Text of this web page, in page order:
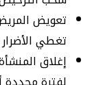
تعويض
تغطي
إغلاق